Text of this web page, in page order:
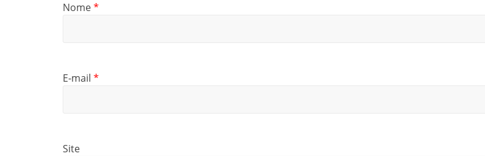
Nome*
E-mail *
Site